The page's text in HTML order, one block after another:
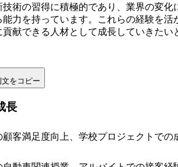
技術の習得に積極的であり、業界の変化
力を持っています。これらの経験を活
貢献できる人材として成長していきたい
文をコピー
長
顧客満足度向上、学校プロジェクトでの